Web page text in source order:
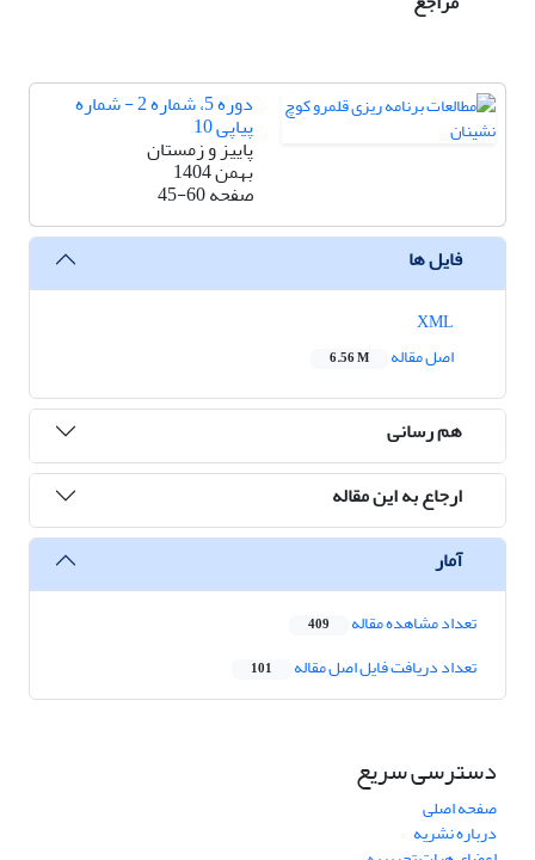
دوره 5، شماره 2 - شماره
پیاپی 10
پاییز و زمستان
بهمن 1404
صفحه45-60
فایل ها
اصل مقاله
6.56 M
هم رسانی
ارجاع به این مقاله
آمار
تعداد مشاهده مقاله 409
تعداد دریافت فایل اصل مقاله 101
دسترسی سریع
صفحه اصلی
درباره نشریه